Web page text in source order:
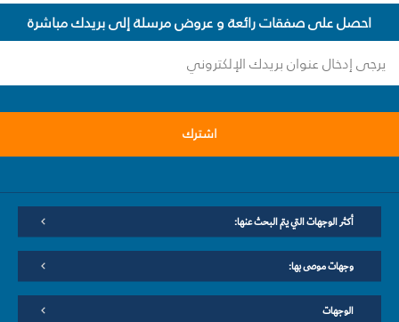
احصل على صفقات رائعة و عروض مرسلة إلى بريدك مباشرة
اشترك
أكثر الوجهات التي يتم البحث عنها:
وجهات موصى بها:
الوجهات